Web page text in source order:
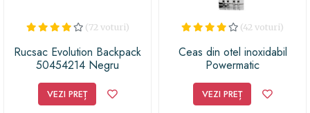
(72 voturi)
Rucsac Evolution Backpack
50454214 Negru
VEZI PREȚ
(42 voturi)
Ceas din otel inoxidabil
Powermatic
VEZI PREȚ